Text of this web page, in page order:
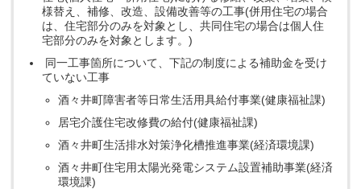
様替え、補修、改造、設備改善等の工事(併用住宅の場合
は、住宅部分のみを対象とし、共同住宅の場合は個人住
宅部分のみを対象とします。)
同一工事箇所について、下記の制度による補助金を受け
ていない工事
酒々井町障害者等日常生活用具給付事業(健康福祉課)
居宅介護住宅改修費の給付(健康福祉課)
酒々井町生活排水対策浄化槽推進事業(経済環境課)
酒々井町住宅用太陽光発電システム設置補助事業(経済
環境課)